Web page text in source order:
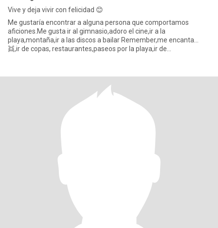
Vive y deja vivir con felicidad 😊
Me gustaría encontrar a alguna persona que comportamos
aficiones.Me gusta ir al gimnasio,adoro el cine,ir a la
playa,montaña,ir a las discos a bailar Remember,me encanta...
👯,ir de copas, restaurantes,paseos por la playa,ir de